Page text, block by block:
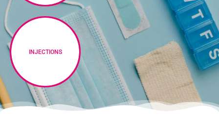
INJECTIONS